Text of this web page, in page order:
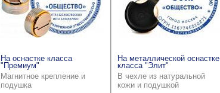
На оснастке класса
"Премиум"
Магнитное крепление и
подушка
На металлической оснастке
класса "Элит"
В чехле из натуральной
кожи и подушкой